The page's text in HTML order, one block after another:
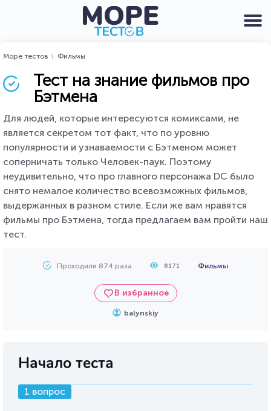
Море тестов Фильмы
Тест на знание фильмов про
Бэтмена
Для людей, которые интересуются комиксами, не
является секретом тот факт, что по уровню
популярности и узнаваемости с Бэтменом может
соперничать только Человек-паук. Поэтому
неудивительно, что про главного персонажа DC было
снято немалое количество всевозможных фильмов,
выдержанных в разном стиле. Если же вам нравятся
фильмы про Бэтмена, тогда предлагаем вам пройти наш
тест.
Проходили 874 раза 8171 Фильмы
В избранное
balynskiy
Начало теста
1 вопрос